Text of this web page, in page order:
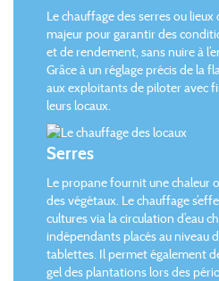
Le chauffage des serres ou lieux
majeur pour garantir des
et de rendement, sans nuire à
Grâce à un réglage précis de la
aux exploitants de piloter avec
leurs locaux.
Serres
Le propane fournit une chaleur
des végétaux. Le chauffage
cultures via la circulation d’eau
indépendants placés au niveau
tablettes. Il permet également
gel des plantations lors des